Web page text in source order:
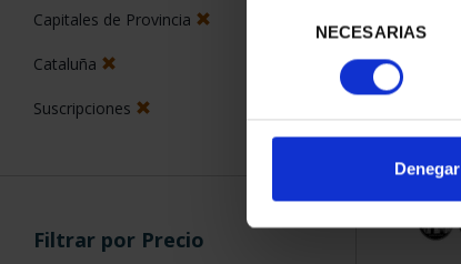
consentimiento
NECESARIAS
Denegar
Capitales de Provincia
Cataluña
Suscripciones
Filtrar por Precio